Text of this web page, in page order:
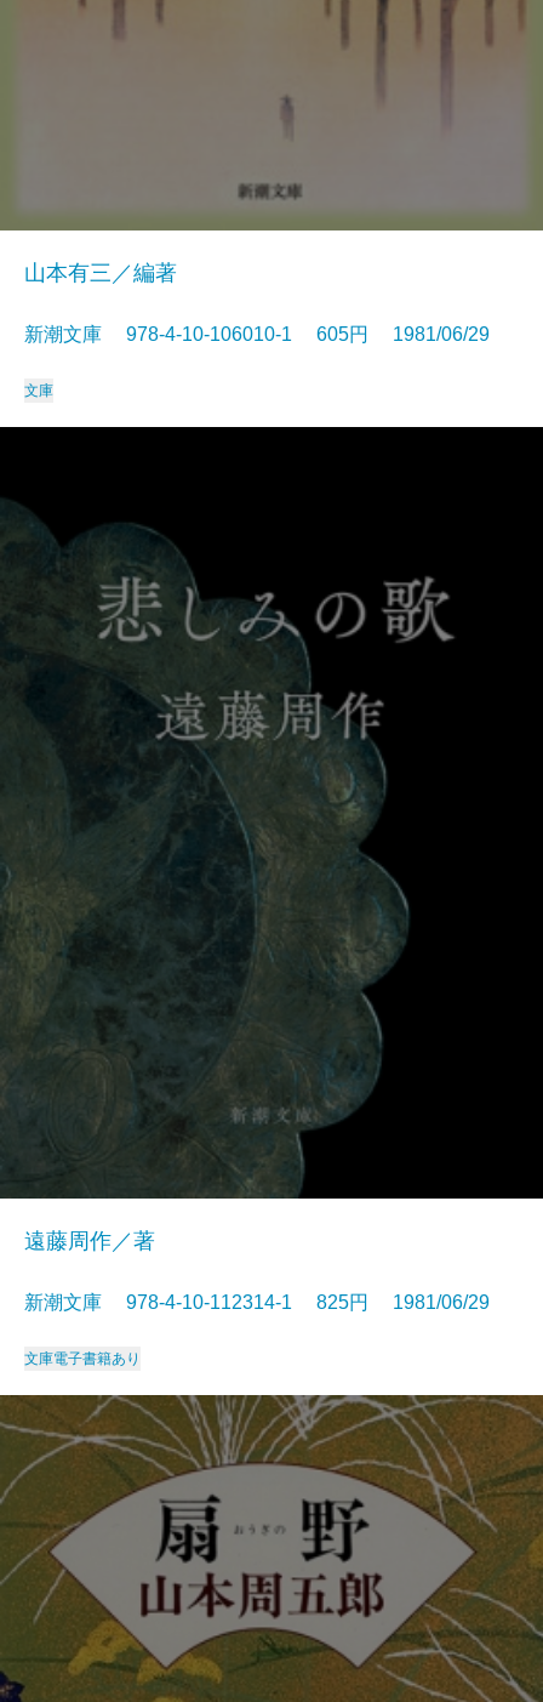
山本有三／編著
新潮文庫 978-4-10-106010-1 605円 1981/06/29
文庫
遠藤周作／著
新潮文庫 978-4-10-112314-1 825円 1981/06/29
文庫電子書籍あり